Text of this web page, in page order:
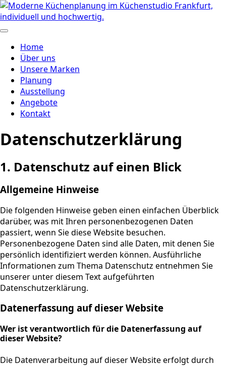
Home
Über uns
Unsere Marken
Planung
Ausstellung
Angebote
Kontakt
Datenschutz­erklärung
1. Datenschutz auf einen Blick
Allgemeine Hinweise
Die folgenden Hinweise geben einen einfachen Überblick
darüber, was mit Ihren personenbezogenen Daten
passiert, wenn Sie diese Website besuchen.
Personenbezogene Daten sind alle Daten, mit denen Sie
persönlich identifiziert werden können. Ausführliche
Informationen zum Thema Datenschutz entnehmen Sie
unserer unter diesem Text aufgeführten
Datenschutzerklärung.
Datenerfassung auf dieser Website
Wer ist verantwortlich für die Datenerfassung auf
dieser Website?
Die Datenverarbeitung auf dieser Website erfolgt durch